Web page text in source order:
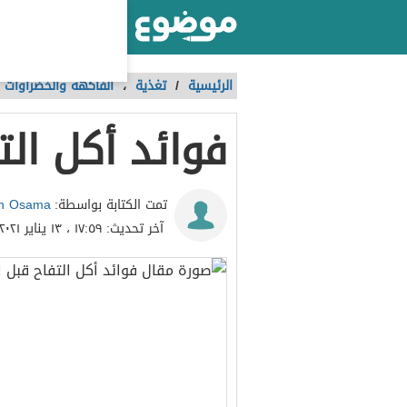
الرئيسية / تغذية ،الفاكهة والخضراوات
فوائد أكل
تمت الكتابة بواسطة:Osama
آخر تحديث: ١٧:٥٩ ، ١٣ يناير ٢٠٢١